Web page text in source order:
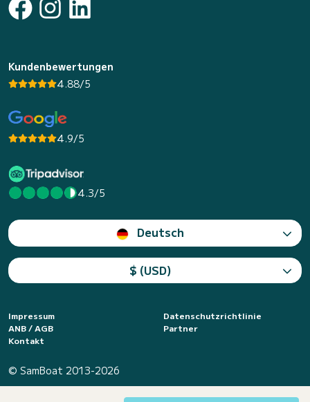
Kundenbewertungen
4.88/5
4.9/5
4.3/5
Deutsch
$ (USD)
Impressum
Datenschutzrichtlinie
ANB / AGB
Partner
Kontakt
© SamBoat 2013-2026